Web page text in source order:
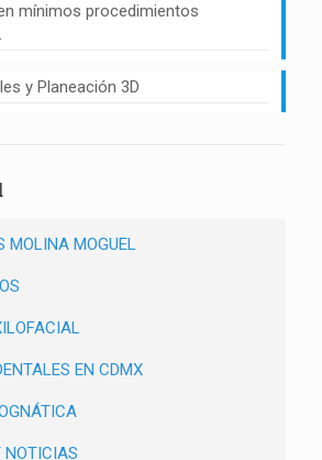
mínimos procedimientos
y Planeación 3D
MOLINA MOGUEL
EN CDMX
NOTICIAS